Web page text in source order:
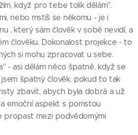
když pro tebe tolik dělám".
nebo mstíš se někomu - je i
, který sám člověk v sobě nevidí, a
člověku. Dokonalost projekce - to
si mohu zpracovat u sebe.
- asi dělám něco špatně, když se
špatný člověk, pokud to tak
zbavit, abych byla dobrá a už
emoční aspekt s pomstou
propast mezi podvědomými